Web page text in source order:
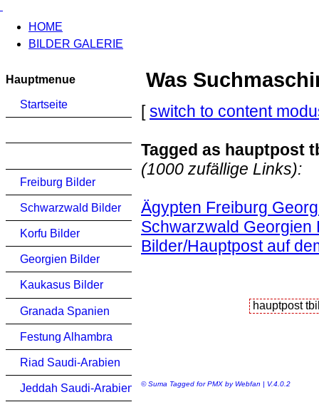
HOME
BILDER GALERIE
Hauptmenue
Startseite
Freiburg Bilder
Schwarzwald Bilder
Korfu Bilder
Georgien Bilder
Kaukasus Bilder
Granada Spanien
Festung Alhambra
Riad Saudi-Arabien
Jeddah Saudi-Arabien
Was
[switch to content
Tagged as hauptpost
(1000 zufällige Links):
Ägypten Freiburg
Schwarzwald Georgien
Bilder/Hauptpost auf
© Suma Tagged for PMX by Webfan | V.4.0.2